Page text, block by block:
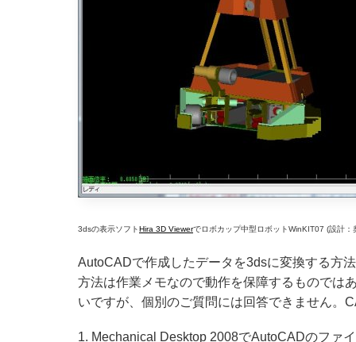
3dsの表示ソフトHira 3D Viewerでロボカップ中型ロボットWinKIT07 (設計：
AutoCADで作成したデータを3dsに変換する方
方法は作業メモなので動作を保障するものでは
いですが、個別のご質問には回答できません。
1. Mechanical Desktop 2008でAutoCADのファイ